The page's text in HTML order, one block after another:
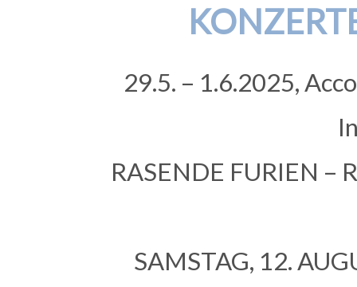
29.5. – 1.6.2025,
RASENDE FURIEN –
SAMSTAG, 12.